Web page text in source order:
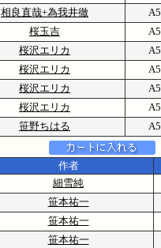
相良直哉+為我井徹 A5
桜玉吉 A5
桜沢エリカ A5
桜沢エリカ A5
桜沢エリカ A5
桜沢エリカ A5
笹野ちはる A5
作者
細雪純
笹本祐一
笹本祐一
笹本祐一